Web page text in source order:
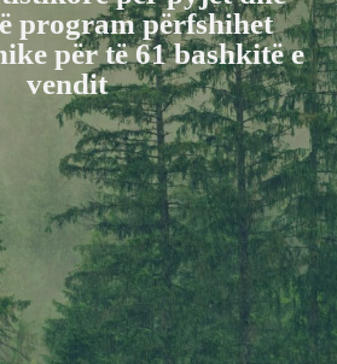
program përfshihet
për të 61 bashkitë e
vendit